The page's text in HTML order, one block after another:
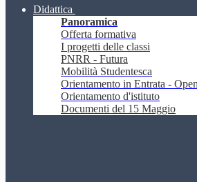
Didattica
Panoramica
Offerta formativa
I progetti delle classi
PNRR - Futura
Mobilità Studentesca
Orientamento in Entrata -
Orientamento d'istituto
Documenti del 15 Maggio